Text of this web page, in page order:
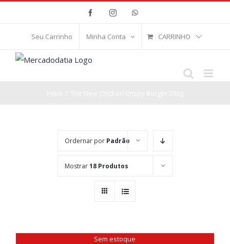
conteúdo
FacebookInstagramWhatsApp
Seu Carrinho Minha Conta CARRINHO
Ordernar por Padrão
Mostrar18 Produtos
Sem estoque